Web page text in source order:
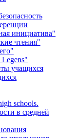
инициатива"
чтения"
учащихся
schools.
в средней